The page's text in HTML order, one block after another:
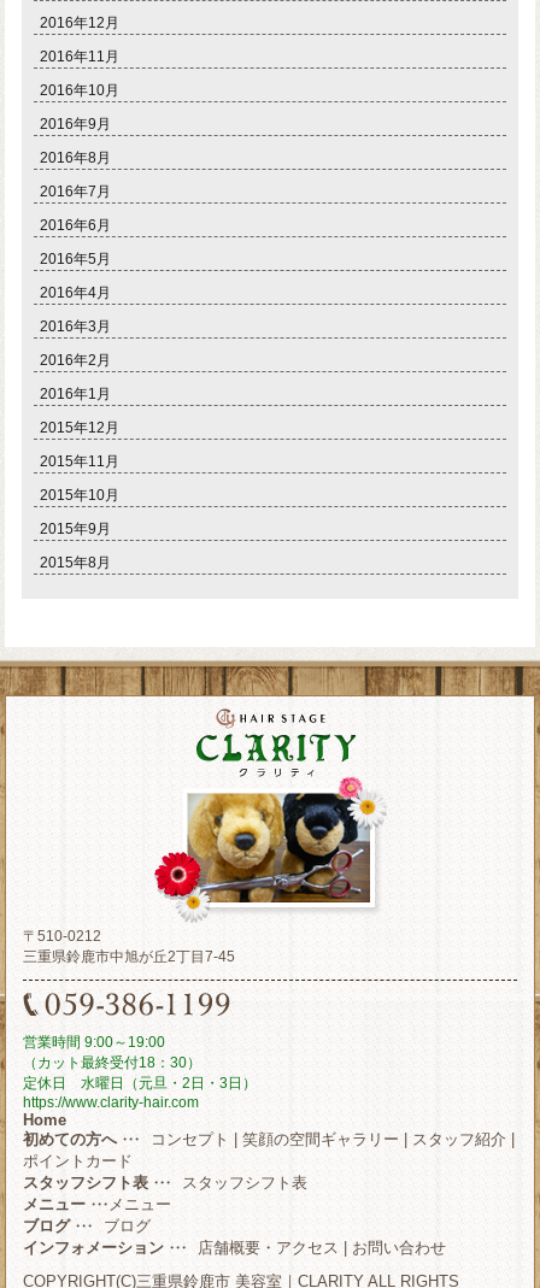
2016年12月
2016年11月
2016年10月
2016年9月
2016年8月
2016年7月
2016年6月
2016年5月
2016年4月
2016年3月
2016年2月
2016年1月
2015年12月
2015年11月
2015年10月
2015年9月
2015年8月
〒510-0212
三重県鈴鹿市中旭が丘2丁目7-45
営業時間 9:00～19:00
（カット最終受付18：30）
定休日 水曜日（元旦・2日・3日）
https://www.clarity-hair.com
Home
初めての方へ・・・ コンセプト |笑顔の空間ギャラリー スタッフ紹介
ポイントカード
スタッフシフト表・・・
スタッフシフト表
メニュー・・・ メニュー
ブログ・・・
ブログ
インフォメーション・・・ 店舗概要・アクセス
お問い合わせ
COPYRIGHT(C)三重県鈴鹿市 美容室｜CLARITY ALL RIGHTS